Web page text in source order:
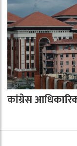
कांग्रेस